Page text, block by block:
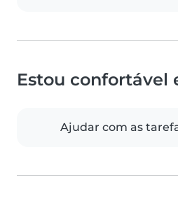
Estou confortável
Ajudar com as